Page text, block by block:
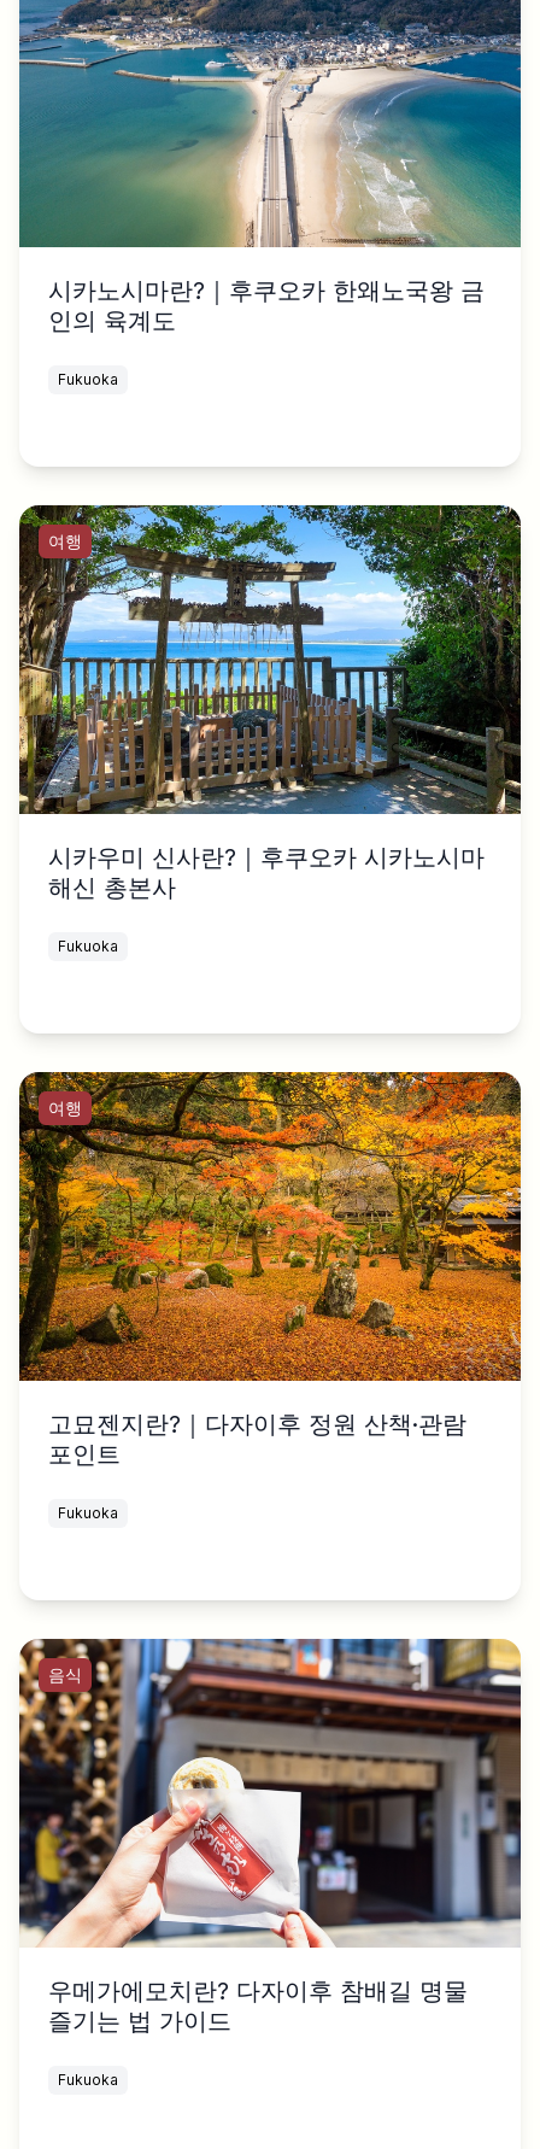
시카노시마란?｜후쿠오카 한왜노국왕 금
인의 육계도
Fukuoka
여행
시카우미 신사란?｜후쿠오카 시카노시마
해신 총본사
Fukuoka
여행
고묘젠지란?｜다자이후 정원 산책·관람
포인트
Fukuoka
음식
우메가에모치란? 다자이후 참배길 명물
즐기는 법 가이드
Fukuoka